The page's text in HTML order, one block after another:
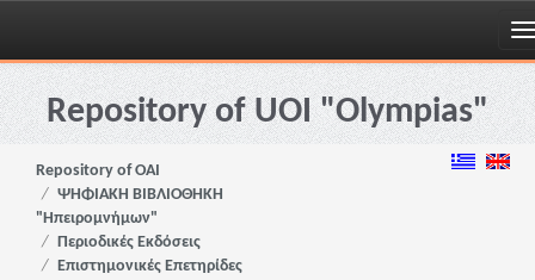
Skip
navigationRepository of UOI "Olympias"
Repository of OAI
ΨΗΦΙΑΚΗ ΒΙΒΛΙΟΘΗΚΗ
"Ηπειρομνήμων"
Περιοδικές Εκδόσεις
Επιστημονικές Επετηρίδες